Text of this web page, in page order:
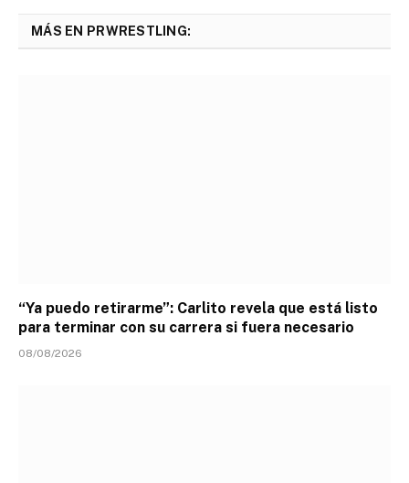
MÁS EN PRWRESTLING:
“Ya puedo retirarme”: Carlito revela que está listo
para terminar con su carrera si fuera necesario
08/08/2026